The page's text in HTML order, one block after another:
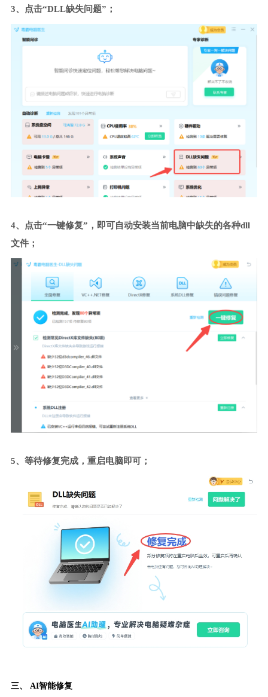
3、点击“DLL缺失问题”；
4、点击“一键修复”，即可自动安装当前电脑中缺失的各种dll
文件；
5、等待修复完成，重启电脑即可；
三、 AI智能修复